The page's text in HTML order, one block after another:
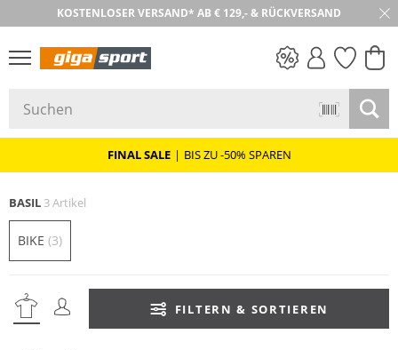
KOSTENLOSER VERSAND* AB € 129,- & RÜCKVERSAND
FINAL SALE | BIS ZU -50% SPAREN
BASIL 3 Artikel
BIKE (3)
FILTERN & SORTIEREN